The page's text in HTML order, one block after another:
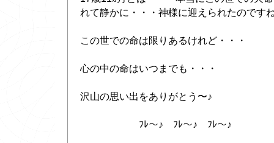
れて静かに・・・神様に迎えられたのです
この世での命は限りあるけれど・・・
心の中の命はいつまでも・・・
沢山の思い出をありがとう〜♪
ﾌﾚ〜♪ ﾌﾚ〜♪ ﾌﾚ〜♪